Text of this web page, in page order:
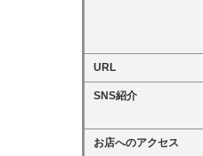
URL
SNS紹介
お店へのアクセス